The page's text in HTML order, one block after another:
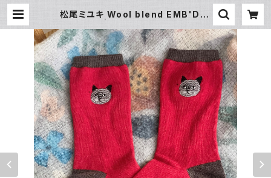
松尾ミユキ Wool blend EMB'D-c
oo